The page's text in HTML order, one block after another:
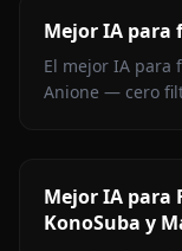
Mejor IA para
El mejor IA para
Anione — cero
Mejor IA para
KonoSuba y